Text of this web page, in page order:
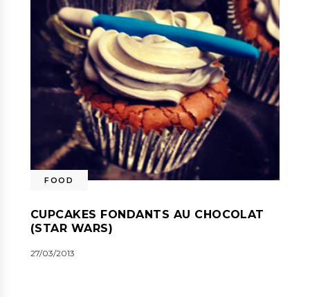
FOOD
CUPCAKES FONDANTS AU CHOCOLAT
(STAR WARS)
27/03/2013